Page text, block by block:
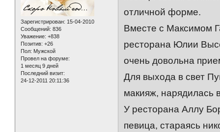
Зарегистрирован: 15-04-2010
Сообщений: 836
Уважение: +838
Позитив: +26
Пол: Мужской
Провел на форуме:
1 месяц 9 дней
Последний визит:
24-12-2011 20:11:36
отличной форме.
Вместе с Максимом
ресторана Юлии
очень довольна
Для выхода в свет
макияж, нарядилась
У ресторана Аллу
певица, стараясь